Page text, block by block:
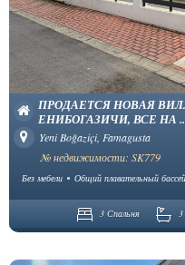
ПРОДАЕТСЯ НОВАЯ
ЕНИБОГАЗИЧИ, ВСЕ НА
Yeni Boğaziçi, Famagusta
№ недвижимости: SK779
Без мебели Общий плавательный
3 Спальня